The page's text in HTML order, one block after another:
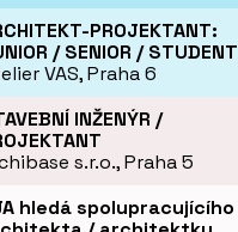
PROJEKTANT:
/ SENIOR / STUDENT
VAS, Praha 6
INŽENÝR /
s.r.o., Praha 5
hledá spolupracujícího